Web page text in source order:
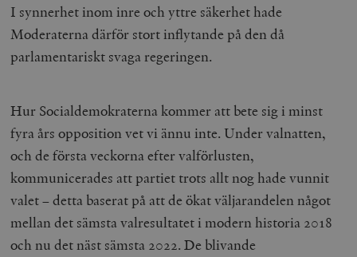
I synnerhet inom inre och yttre säkerhet hade
Moderaterna därför stort inflytande på den då
parlamentariskt svaga regeringen.
Hur Socialdemokraterna kommer att bete sig i minst
fyra års opposition vet vi ännu inte. Under valnatten,
och de första veckorna efter valförlusten,
kommunicerades att partiet trots allt nog hade vunnit
valet – detta baserat på att de ökat väljarandelen något
mellan det sämsta valresultatet i modern historia 2018
och nu det näst sämsta 2022. De blivande